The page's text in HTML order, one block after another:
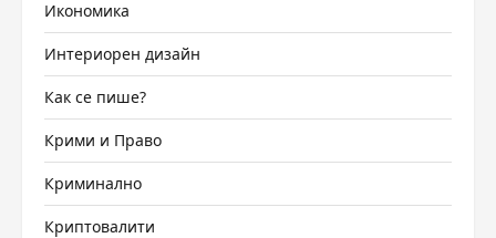
Икономика
Интериорен дизайн
Как се пише?
Крими и Право
Криминално
Криптовалити